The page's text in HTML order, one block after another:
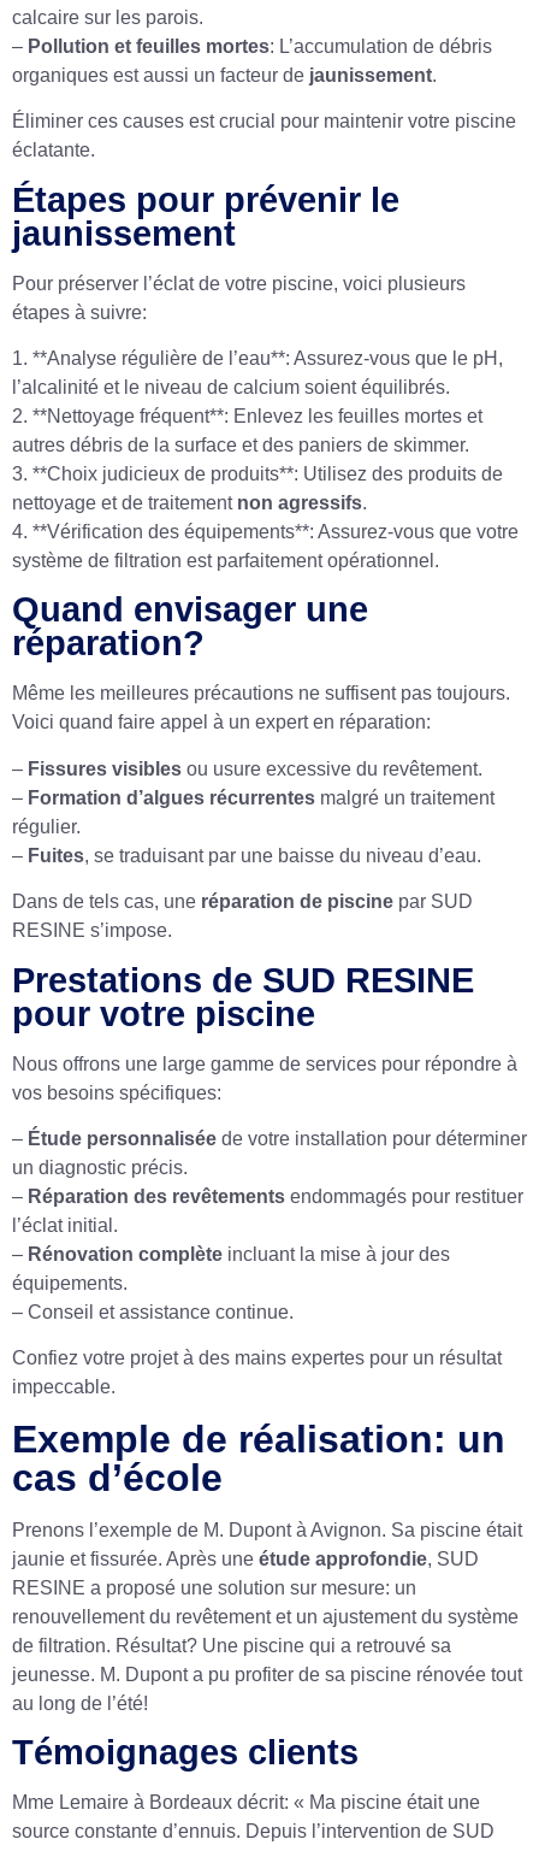
calcaire sur les parois.
– Pollution et feuilles mortes: L’accumulation de débris
organiques est aussi un facteur de jaunissement.
Éliminer ces causes est crucial pour maintenir votre piscine
éclatante.
Étapes pour prévenir le
jaunissement
Pour préserver l’éclat de votre piscine, voici plusieurs
étapes à suivre:
1. **Analyse régulière de l’eau**: Assurez-vous que le pH,
l’alcalinité et le niveau de calcium soient équilibrés.
2. **Nettoyage fréquent**: Enlevez les feuilles mortes et
autres débris de la surface et des paniers de skimmer.
3. **Choix judicieux de produits**: Utilisez des produits de
nettoyage et de traitement non agressifs.
4. **Vérification des équipements**: Assurez-vous que votre
système de filtration est parfaitement opérationnel.
Quand envisager une
réparation?
Même les meilleures précautions ne suffisent pas toujours.
Voici quand faire appel à un expert en réparation:
– Fissures visibles ou usure excessive du revêtement.
– Formation d’algues récurrentes malgré un traitement
régulier.
– Fuites, se traduisant par une baisse du niveau d’eau.
Dans de tels cas, une réparation de piscine par SUD
RESINE s’impose.
Prestations de SUD RESINE
pour votre piscine
Nous offrons une large gamme de services pour répondre à
vos besoins spécifiques:
– Étude personnalisée de votre installation pour déterminer
un diagnostic précis.
– Réparation des revêtements endommagés pour restituer
l’éclat initial.
– Rénovation complète incluant la mise à jour des
équipements.
– Conseil et assistance continue.
Confiez votre projet à des mains expertes pour un résultat
impeccable.
Exemple de réalisation: un
cas d’école
Prenons l’exemple de M. Dupont à Avignon. Sa piscine était
jaunie et fissurée. Après une étude approfondie, SUD
RESINE a proposé une solution sur mesure: un
renouvellement du revêtement et un ajustement du système
de filtration. Résultat? Une piscine qui a retrouvé sa
jeunesse. M. Dupont a pu profiter de sa piscine rénovée tout
au long de l’été!
Témoignages clients
Mme Lemaire à Bordeaux décrit: « Ma piscine était une
source constante d’ennuis. Depuis l’intervention de SUD